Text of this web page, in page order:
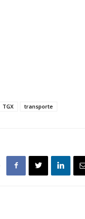
TGX transporte